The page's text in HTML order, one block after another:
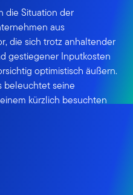
die Situation der
aus
die sich trotz anhaltender
gestiegener Inputkosten
optimistisch äußern.
beleuchtet seine
kürzlich besuchten